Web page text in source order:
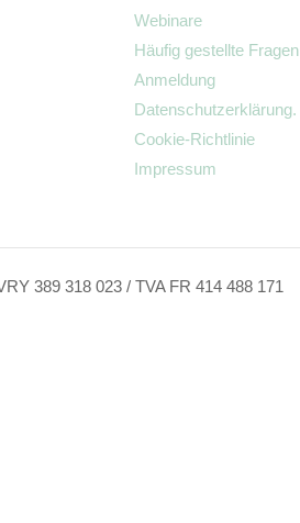
Webinare
Häufig gestellte Fragen
Anmeldung
Datenschutzerklärung.
Cookie-Richtlinie
Impressum
389 318 023 / TVA FR 414 488 171